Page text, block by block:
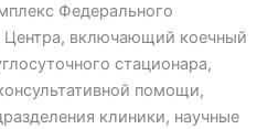
Федерального
Центра, включающий коечный
стационара,
помощи,
клиники, научные